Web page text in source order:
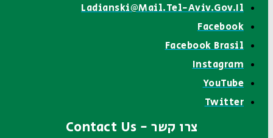
Ladianski@mail.tel-Aviv.gov.il
Facebook
Facebook Brasil
Instagram
YouTube
Twitter
צרו קשר - Contact Us